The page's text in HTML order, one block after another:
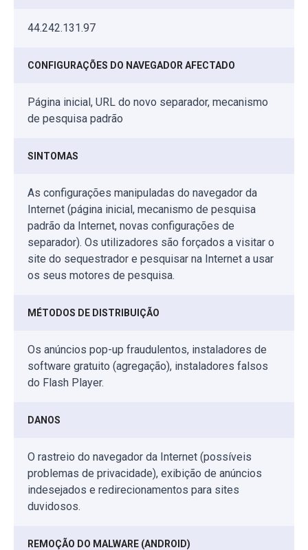
44.242.131.97
CONFIGURAÇÕES DO NAVEGADOR AFECTADO
Página inicial, URL do novo separador, mecanismo
de pesquisa padrão
SINTOMAS
As configurações manipuladas do navegador da
Internet (página inicial, mecanismo de pesquisa
padrão da Internet, novas configurações de
separador). Os utilizadores são forçados a visitar o
site do sequestrador e pesquisar na Internet a usar
os seus motores de pesquisa.
MÉTODOS DE DISTRIBUIÇÃO
Os anúncios pop-up fraudulentos, instaladores de
software gratuito (agregação), instaladores falsos
do Flash Player.
DANOS
O rastreio do navegador da Internet (possíveis
problemas de privacidade), exibição de anúncios
indesejados e redirecionamentos para sites
duvidosos.
REMOÇÃO DO MALWARE (ANDROID)